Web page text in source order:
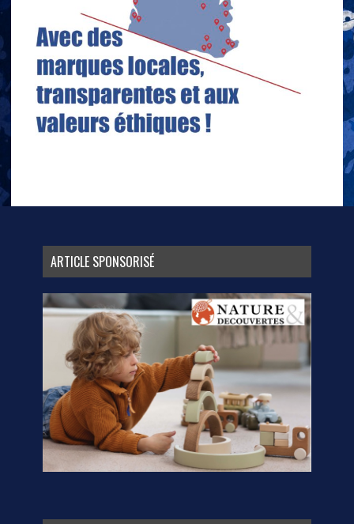
ARTICLE SPONSORISÉ